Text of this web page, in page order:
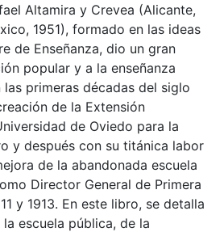
Altamira y Crevea (Alicante,
1951), formado en las ideas
de Enseñanza, dio un gran
popular y a la enseñanza
primeras décadas del siglo
de la Extensión
de Oviedo para la
y después con su titánica labor
de la abandonada escuela
Director General de Primera
y 1913. En este libro, se detalla
escuela pública, de la